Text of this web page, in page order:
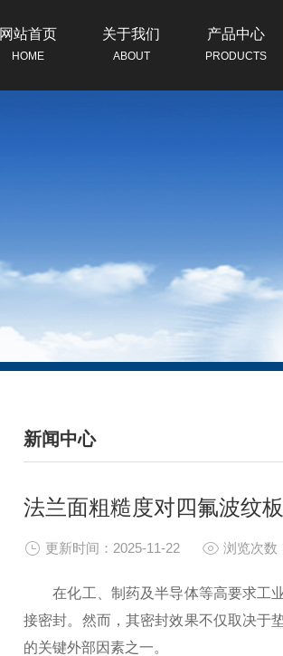
网站首页
HOME
关于我们
ABOUT
产品中心
PRODUCTS
新闻中心
/ NEWS CENTER
法兰面粗糙度对四氟波纹
更新时间：2025-11-22 浏览次数
在化工、制药及半导体等高要求工业
接密封。然而，其密封效果不仅取决于
的关键外部因素之一。